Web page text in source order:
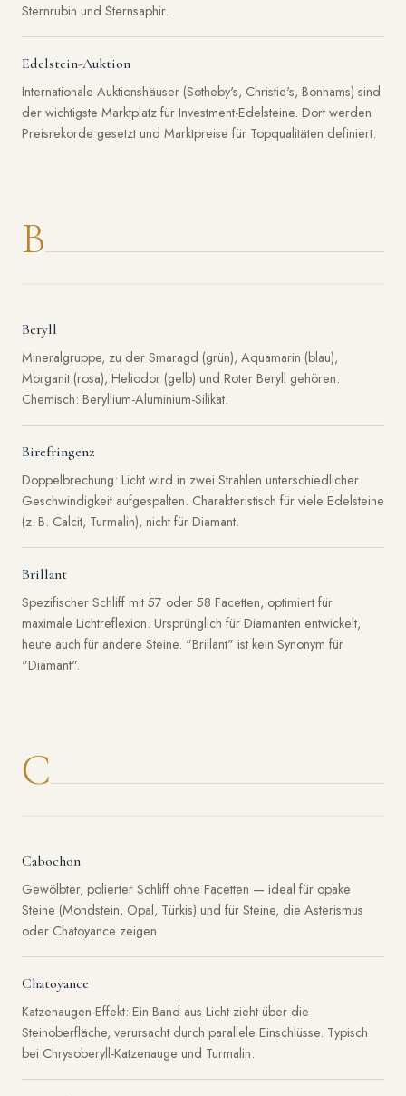
Sternrubin und Sternsaphir.
Edelstein-Auktion
Internationale Auktionshäuser (Sotheby's, Christie's, Bonhams) sind
der wichtigste Marktplatz für Investment-Edelsteine. Dort werden
Preisrekorde gesetzt und Marktpreise für Topqualitäten definiert.
B
Beryll
Mineralgruppe, zu der Smaragd (grün), Aquamarin (blau),
Morganit (rosa), Heliodor (gelb) und Roter Beryll gehören.
Chemisch: Beryllium-Aluminium-Silikat.
Birefringenz
Doppelbrechung: Licht wird in zwei Strahlen unterschiedlicher
Geschwindigkeit aufgespalten. Charakteristisch für viele Edelsteine
(z. B. Calcit, Turmalin), nicht für Diamant.
Brillant
Spezifischer Schliff mit 57 oder 58 Facetten, optimiert für
maximale Lichtreflexion. Ursprünglich für Diamanten entwickelt,
heute auch für andere Steine. "Brillant" ist kein Synonym für
"Diamant".
C
Cabochon
Gewölbter, polierter Schliff ohne Facetten — ideal für opake
Steine (Mondstein, Opal, Türkis) und für Steine, die Asterismus
oder Chatoyance zeigen.
Chatoyance
Katzenaugen-Effekt: Ein Band aus Licht zieht über die
Steinoberfläche, verursacht durch parallele Einschlüsse. Typisch
bei Chrysoberyll-Katzenauge und Turmalin.